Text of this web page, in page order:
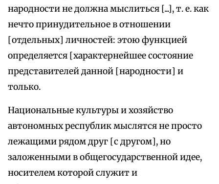
народности не должна мыслиться [...], т. е. как
нечто принудительное в отношении
[отдельных] личностей: этою функцией
определяется [характернейшее состояние
представителей данной [народности] и
только.
Национальные культуры и хозяйство
автономных республик мыслятся не просто
лежащими рядом друг [с другом], но
заложенными в общегосударственной идее,
носителем которой служит и